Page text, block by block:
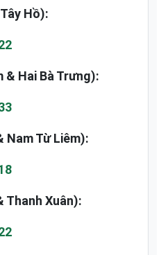
Hồ):
& Hai Bà Trưng):
Nam Từ Liêm):
Thanh Xuân):